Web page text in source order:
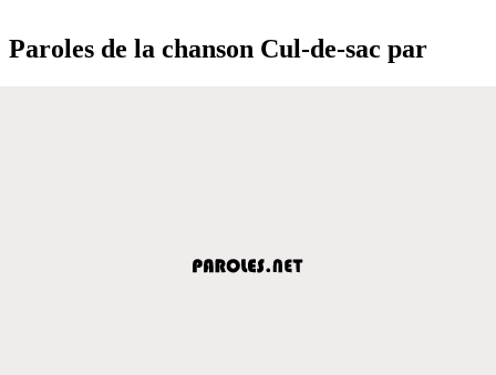
Paroles de la chanson Cul-de-sac par